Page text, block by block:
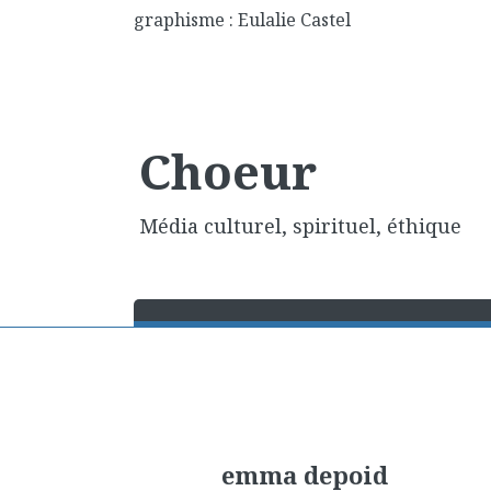
graphisme : Eulalie Castel
Choeur
Média culturel, spirituel, éthique
emma depoid